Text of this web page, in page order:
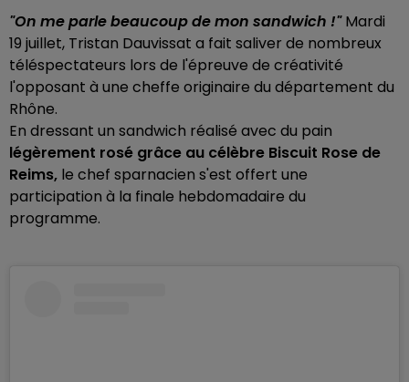
"On me parle beaucoup de mon sandwich !"Mardi
19 juillet, Tristan Dauvissat a fait saliver de nombreux
téléspectateurs lors de l'épreuve de créativité
l'opposant à une cheffe originaire du département du
Rhône.
En dressant un sandwich réalisé avec du pain
légèrement rosé grâce au célèbre Biscuit Rose de
Reims, le chef sparnacien s'est offert une
participation à la finale hebdomadaire du
programme.